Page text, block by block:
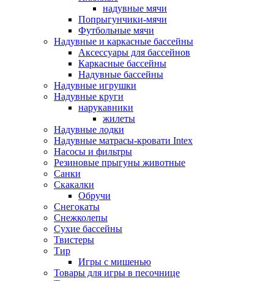
надувные мячи
Попрыгунчики-мячи
Футбольные мячи
Надувные и каркасные бассейны
Аксессуары для бассейнов
Каркасные бассейны
Надувные бассейны
Надувные игрушки
Надувные круги
нарукавники
жилеты
Надувные лодки
Надувные матрасы-кровати Intex
Насосы и фильтры
Резиновые прыгуны животные
Санки
Скакалки
Обручи
Снегокаты
Снежколепы
Сухие бассейны
Твистеры
Тир
Игры с мишенью
Товары для игры в песочнице